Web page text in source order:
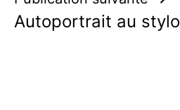
Autoportrait au stylo